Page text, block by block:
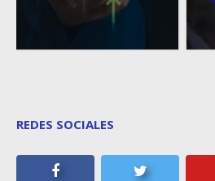
REDES SOCIALES